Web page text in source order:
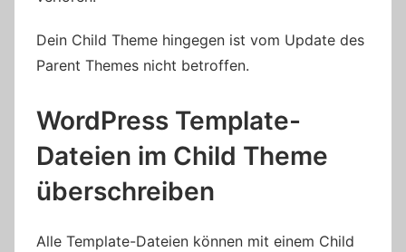
Dein Child Theme hingegen ist vom Update des
Parent Themes nicht betroffen.
WordPress Template-
Dateien im Child Theme
überschreiben
Alle Template-Dateien können mit einem Child